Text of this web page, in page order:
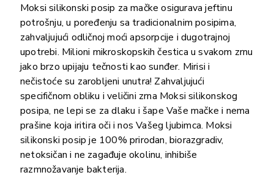
Moksi silikonski posip za mačke osigurava jeftinu
potrošnju, u poređenju sa tradicionalnim posipima,
zahvaljujući odličnoj moći apsorpcije i dugotrajnoj
upotrebi. Milioni mikroskopskih čestica u svakom zrnu
jako brzo upijaju tečnosti kao sunđer. Mirisi i
nečistoće su zarobljeni unutra! Zahvaljujući
specifičnom obliku i veličini zrna Moksi silikonskog
posipa, ne lepi se za dlaku i šape Vaše mačke i nema
prašine koja iritira oči i nos Vašeg ljubimca. Moksi
silikonski posip je 100% prirodan, biorazgradiv,
netoksičan i ne zagađuje okolinu, inhibiše
razmnožavanje bakterija.